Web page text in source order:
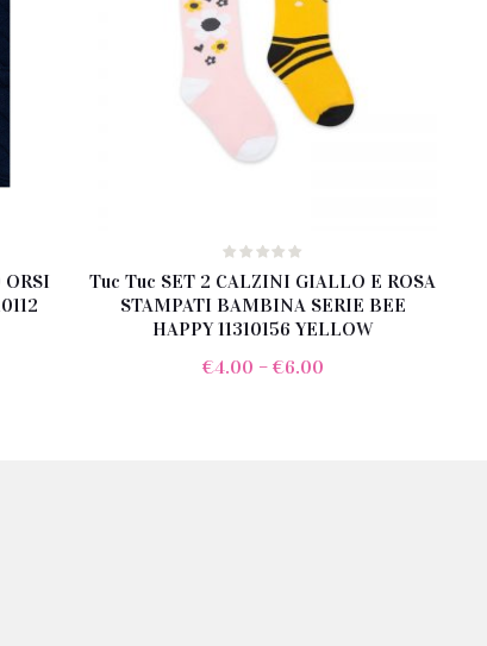
Tuc Tuc SET 2 CALZINI GIALLO E ROSA
STAMPATI BAMBINA SERIE BEE
HAPPY 11310156 YELLOW
€4.00 – €6.00